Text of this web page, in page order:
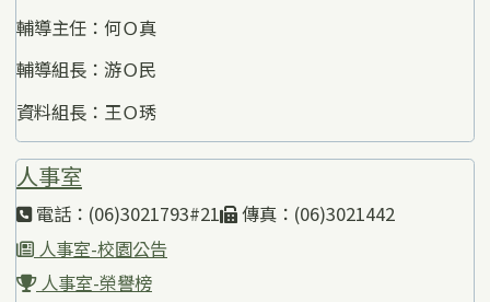
輔導主任：何Ｏ真
輔導組長：游Ｏ民
資料組長：王Ｏ琇
人事室
電話：(06)3021793#21
傳真：(06)3021442
人事室-校園公告
人事室-榮譽榜